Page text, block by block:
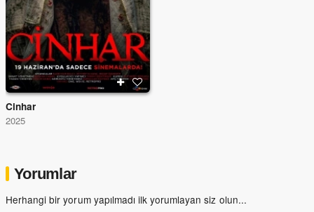
Cinhar
2025
Yorumlar
Herhangi bir yorum yapılmadı ilk yorumlayan siz olun...